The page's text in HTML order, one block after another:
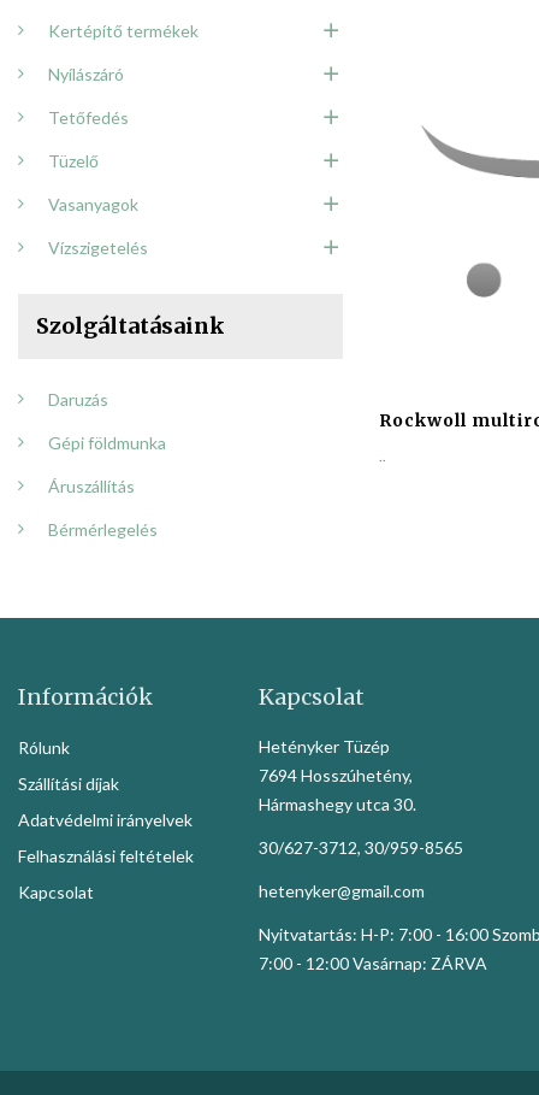
Kertépítő termékek
Nyílászáró
Tetőfedés
Tüzelő
Vasanyagok
Vízszigetelés
Szolgáltatásaink
Daruzás
Gépi földmunka
Áruszállítás
Bérmérlegelés
Rockwoll
..
Információk
Rólunk
Szállítási díjak
Adatvédelmi irányelvek
Felhasználási feltételek
Kapcsolat
Kapcsolat
Hetényker Tüzép
7694 Hosszúhetény,
Hármashegy utca 30.
30/627-3712, 30/959-8565
hetenyker@gmail.com
Nyitvatartás: H-P: 7:00 - 16:00
7:00 - 12:00 Vasárnap: ZÁRVA